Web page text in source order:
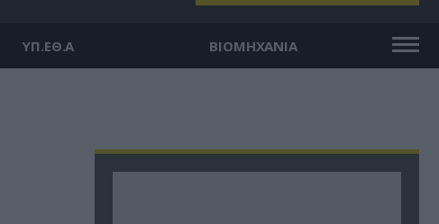
ΥΠ.ΕΘ.Α ΒΙΟΜΗΧΑΝΙΑ